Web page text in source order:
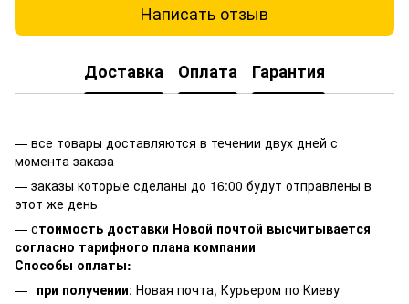
Написать отзыв
Доставка Оплата Гарантия
— все товары доставляются в течении двух дней с
момента заказа
— заказы которые сделаны до 16:00 будут отправлены в
этот же день
— стоимость доставки Новой почтой высчитывается
согласно тарифного плана компании
Способы оплаты:
при получении: Новая почта, Курьером по Киеву